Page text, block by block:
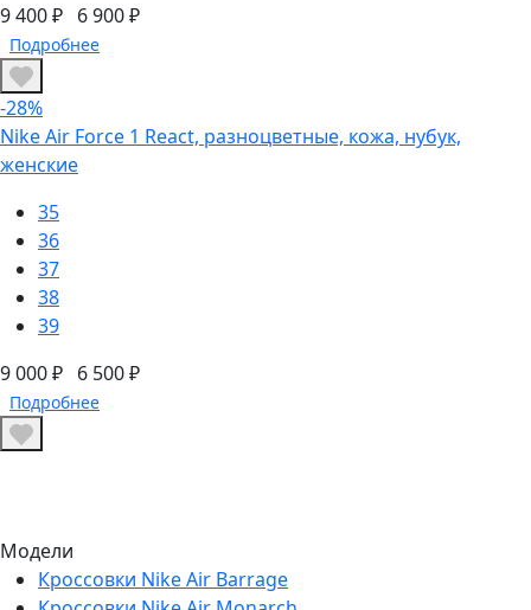
9 400 ₽ 6 900 ₽
Подробнее
-28%
Nike Air Force 1 React, разноцветные, кожа, нубук,
женские
35
36
37
38
39
9 000 ₽ 6 500 ₽
Подробнее
Модели
Кроссовки Nike Air Barrage